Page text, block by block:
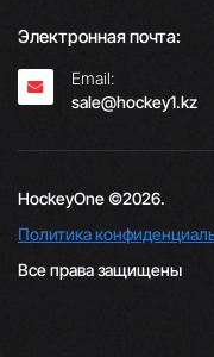
Электронная почта:
Email:
sale@hockey1.kz
HockeyOne ©2026.
Политика
Все права защищены